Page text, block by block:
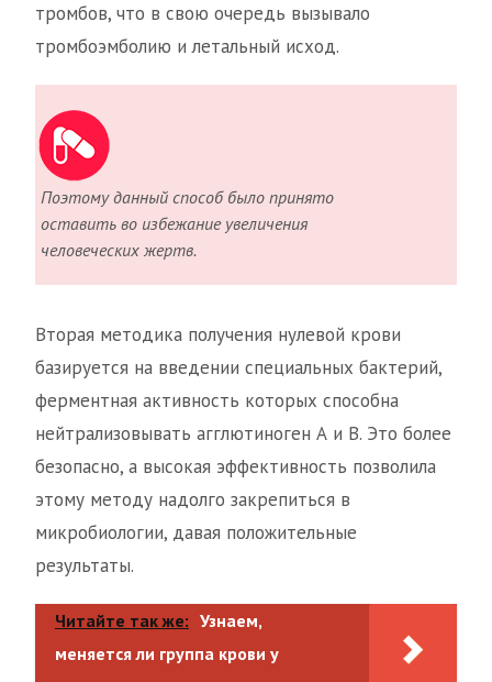
тромбов, что в свою очередь вызывало
тромбоэмболию и летальный исход.
Поэтому данный способ было принято
оставить во избежание увеличения
человеческих жертв.
Вторая методика получения нулевой крови
базируется на введении специальных бактерий,
ферментная активность которых способна
нейтрализовывать агглютиноген А и В. Это более
безопасно, а высокая эффективность позволила
этому методу надолго закрепиться в
микробиологии, давая положительные
результаты.
Читайте так же: Узнаем,
меняется ли группа крови у